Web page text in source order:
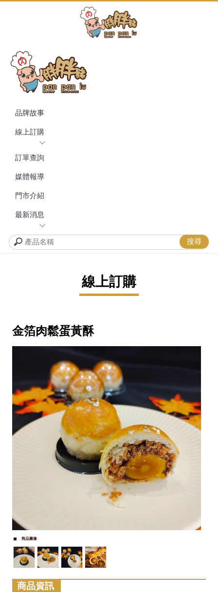
品牌故事
線上訂購
訂單查詢
媒體報導
門市介紹
最新消息
線上訂購
金箔肉鬆蛋黃酥
商品圖像
商品資訊